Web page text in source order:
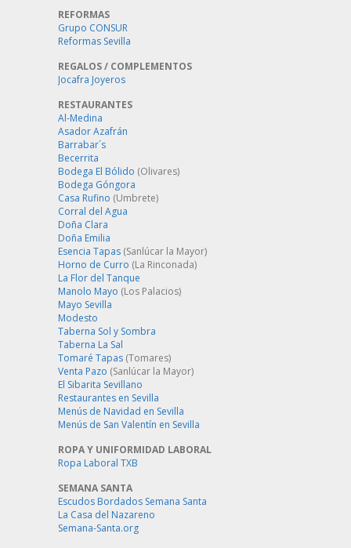
REFORMAS
Grupo CONSUR
Reformas Sevilla
REGALOS / COMPLEMENTOS
Jocafra Joyeros
RESTAURANTES
Al-Medina
Asador Azafrán
Barrabar´s
Becerrita
Bodega El Bólido (Olivares)
Bodega Góngora
Casa Rufino (Umbrete)
Corral del Agua
Doña Clara
Doña Emilia
Esencia Tapas (Sanlúcar la Mayor)
Horno de Curro (La Rinconada)
La Flor del Tanque
Manolo Mayo (Los Palacios)
Mayo Sevilla
Modesto
Taberna Sol y Sombra
Taberna La Sal
Tomaré Tapas (Tomares)
Venta Pazo (Sanlúcar la Mayor)
El Sibarita Sevillano
Restaurantes en Sevilla
Menús de Navidad en Sevilla
Menús de San Valentín en Sevilla
ROPA Y UNIFORMIDAD LABORAL
Ropa Laboral TXB
SEMANA SANTA
Escudos Bordados Semana Santa
La Casa del Nazareno
Semana-Santa.org